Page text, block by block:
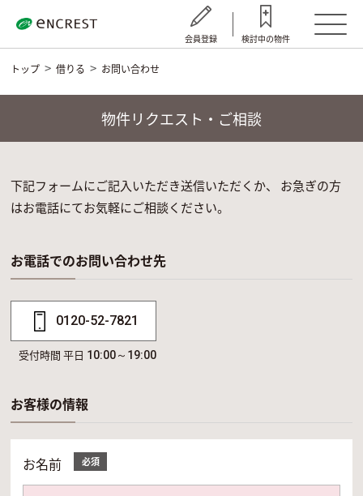
会員登録 検討中の物件
トップ 借りる お問い合わせ
物件リクエスト・ご相談
下記フォームにご記入いただき送信いただくか、 お急ぎの方
はお電話にてお気軽にご相談ください。
お電話でのお問い合わせ先
0120-52-7821
受付時間 平日 10:00～19:00
お客様の情報
お名前 必須